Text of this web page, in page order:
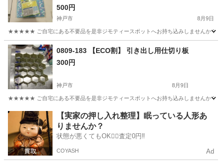
500円
神戸市 8月9日
★★★★★ ご自宅にある不要品を是非ジモティースポットへお持ち込みしませんか？
兵庫 神戸市 カーペット/マット/ラグ スポット
0809-183 【ECO割】 引き出し用仕切り板
300円
神戸市 8月9日
★★★★★ ご自宅にある不要品を是非ジモティースポットへお持ち込みしませんか？
兵庫 神戸市 収納家具 スポット
【実家の押し入れ整理】眠っている人形あ
りませんか？
状態が悪くてもOK🙆‍♀️査定0円‼️
COYASH Ad